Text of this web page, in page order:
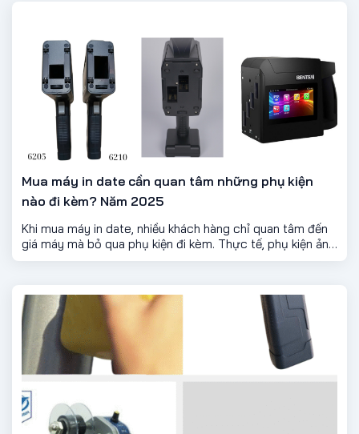
Mua máy in date cần quan tâm những phụ kiện
nào đi kèm? Năm 2025
Khi mua máy in date, nhiều khách hàng chỉ quan tâm đến
giá máy mà bỏ qua phụ kiện đi kèm. Thực tế, phụ kiện ảnh
hưởng trực tiếp đến chất lượng bản in, độ bền máy và chi